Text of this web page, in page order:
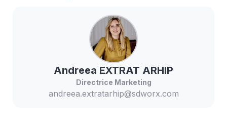
Andreea EXTRAT ARHIP
Directrice Marketing
andreea.extratarhip@sdworx.com